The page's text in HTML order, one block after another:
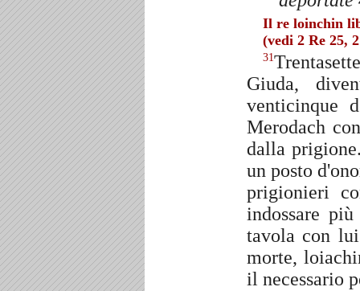
Il re loinchin
(vedi 2 Re 25,
31
Giuda,
venticinque
Merodach
dalla
un posto
prigionieri
indossare
tavola con
morte,
il necessario